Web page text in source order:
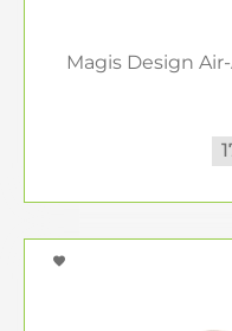
Magis Design